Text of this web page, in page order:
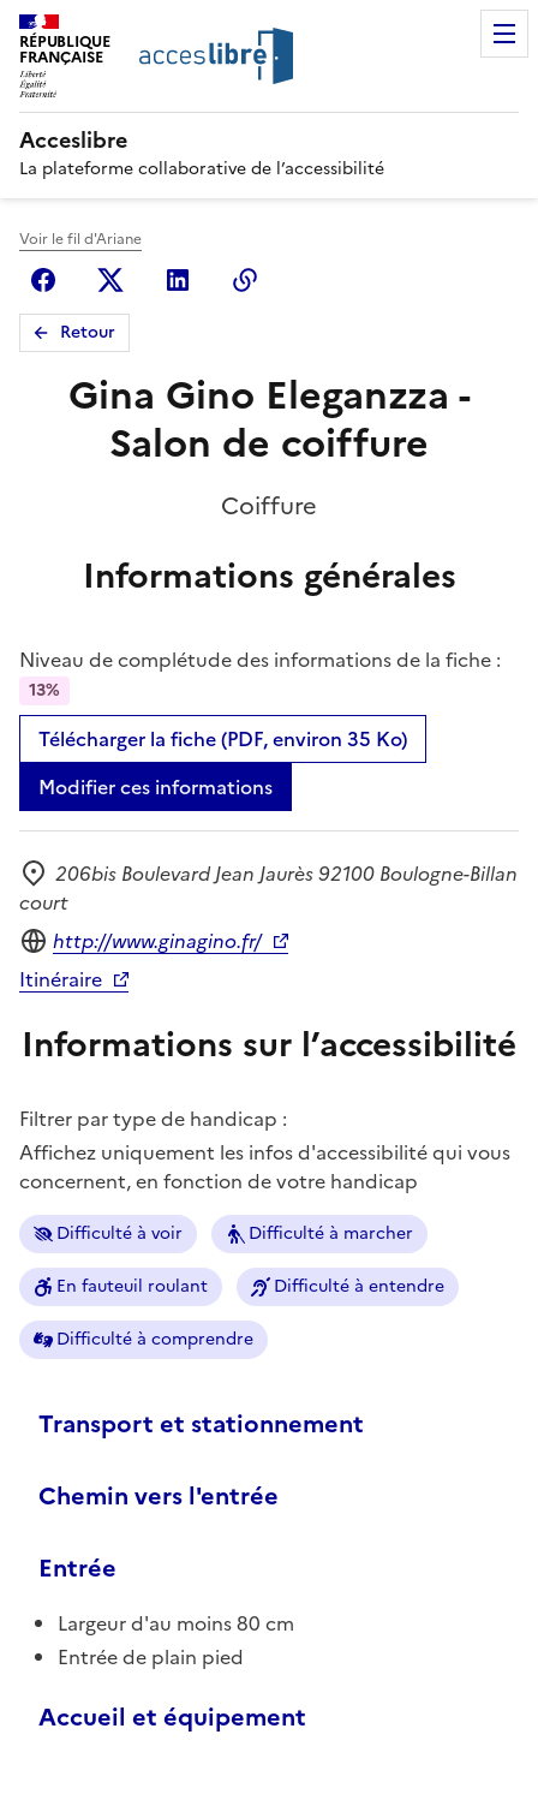
RÉPUBLIQUE
FRANÇAISE
Acceslibre
La plateforme collaborative de l’accessibilité
Voir le fil d'Ariane
FacebookX (anciennement Twitter)
Linkedin
Retour
Gina Gino Eleganzza -
Salon de coiffure
Coiffure
Informations générales
Niveau de complétude des informations de la fiche :
13%
Télécharger la fiche (PDF, environ 35 Ko)
Modifier ces informations
Adresse
206bis Boulevard Jean Jaurès 92100 Boulogne-Billan
court
Site internet
http://www.ginagino.fr/
Itinéraire
Informations sur l’accessibilité
Filtrer par type de handicap :
Affichez uniquement les infos d'accessibilité qui vous
concernent, en fonction de votre handicap
Difficulté à voir Difficulté à marcher
En fauteuil roulant Difficulté à entendre
Difficulté à comprendre
Transport et stationnement
Chemin vers l'entrée
Entrée
Largeur d'au moins 80 cm
Entrée de plain pied
Accueil et équipement